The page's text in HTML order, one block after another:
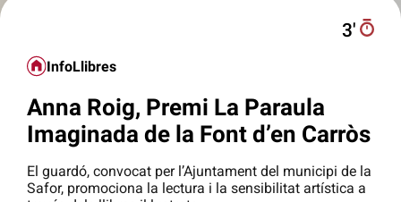
3′
InfoLlibres
Anna Roig, Premi La Paraula
Imaginada de la Font d’en Carròs
El guardó, convocat per l’Ajuntament del municipi de la
Safor, promociona la lectura i la sensibilitat artística a